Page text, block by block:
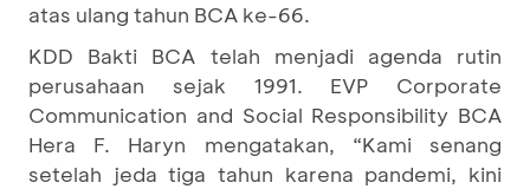
atas ulang tahun BCA ke-66.
KDD Bakti BCA telah menjadi agenda rutin
perusahaan sejak 1991. EVP Corporate
Communication and Social Responsibility BCA
Hera F. Haryn mengatakan, “Kami senang
setelah jeda tiga tahun karena pandemi, kini